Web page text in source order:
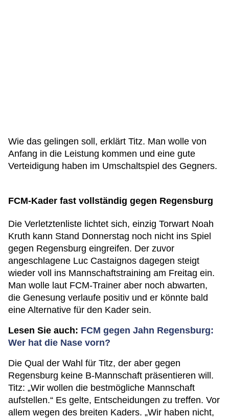
Wie das gelingen soll, erklärt Titz. Man wolle von
Anfang in die Leistung kommen und eine gute
Verteidigung haben im Umschaltspiel des Gegners.
FCM-Kader fast vollständig gegen Regensburg
Die Verletztenliste lichtet sich, einzig Torwart Noah
Kruth kann Stand Donnerstag noch nicht ins Spiel
gegen Regensburg eingreifen. Der zuvor
angeschlagene Luc Castaignos dagegen steigt
wieder voll ins Mannschaftstraining am Freitag ein.
Man wolle laut FCM-Trainer aber noch abwarten,
die Genesung verlaufe positiv und er könnte bald
eine Alternative für den Kader sein.
Lesen Sie auch: FCM gegen Jahn Regensburg:
Wer hat die Nase vorn?
Die Qual der Wahl für Titz, der aber gegen
Regensburg keine B-Mannschaft präsentieren will.
Titz: „Wir wollen die bestmögliche Mannschaft
aufstellen.“ Es gelte, Entscheidungen zu treffen. Vor
allem wegen des breiten Kaders. „Wir haben nicht,